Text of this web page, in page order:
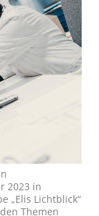
2023 in
„Elis Lichtblick“
Themen